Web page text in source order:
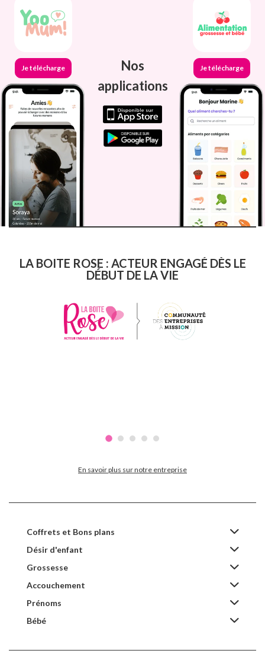
Je télécharge
Nos
applications
Je télécharge
LA BOITE ROSE : ACTEUR ENGAGÉ DÈS LE
DÉBUT DE LA VIE
En savoir plus sur notre entreprise
Coffrets et Bons plans
Désir d'enfant
Grossesse
Accouchement
Prénoms
Bébé